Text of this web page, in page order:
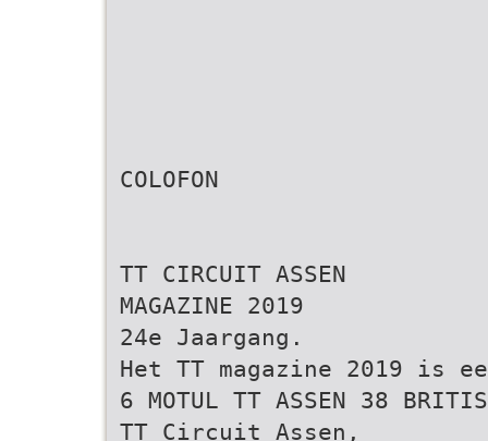
COLOFON
TT CIRCUIT ASSEN
MAGAZINE 2019
24e Jaargang.
Het TT magazine 2019 is
6 MOTUL TT ASSEN 38
TT Circuit Assen,